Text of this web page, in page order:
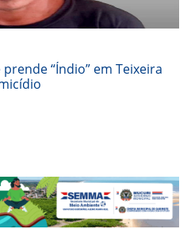
“Índio” em Teixeira